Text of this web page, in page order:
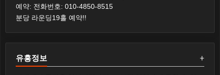
예약: 전화번호: 010-4850-8515
분당 라운딩19홀 예약!!
+
유흥정보